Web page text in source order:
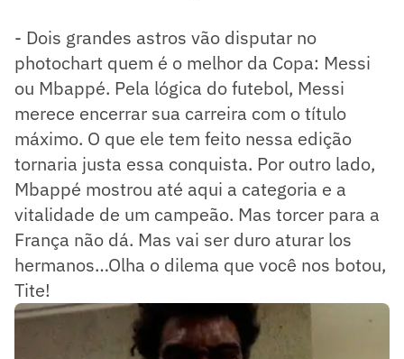
- Dois grandes astros vão disputar no
photochart quem é o melhor da Copa: Messi
ou Mbappé. Pela lógica do futebol, Messi
merece encerrar sua carreira com o título
máximo. O que ele tem feito nessa edição
tornaria justa essa conquista. Por outro lado,
Mbappé mostrou até aqui a categoria e a
vitalidade de um campeão. Mas torcer para a
França não dá. Mas vai ser duro aturar los
hermanos…Olha o dilema que você nos botou,
Tite!